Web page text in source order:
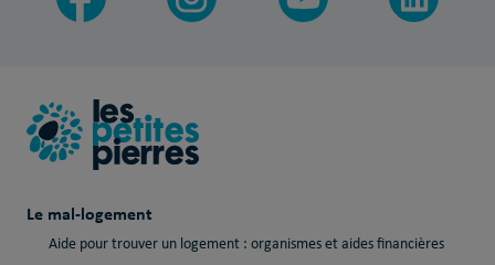
Le mal-logement
Aide pour trouver un logement : organismes et aides financières